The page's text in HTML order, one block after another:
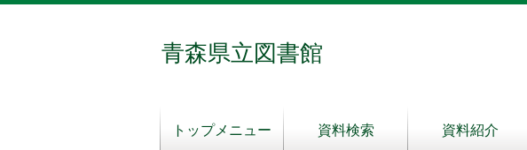
青森県立図書館
トップメニュー 資料検索 資料紹介